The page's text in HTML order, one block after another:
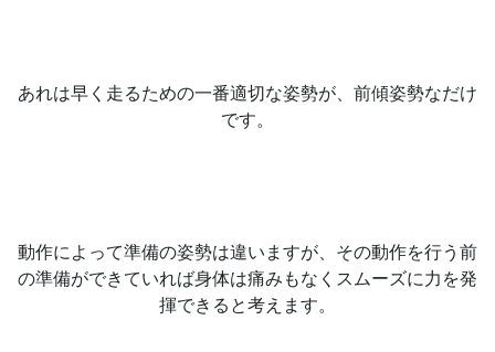
あれは早く走るための一番適切な姿勢が、前傾姿勢なだけ
です。
動作によって準備の姿勢は違いますが、その動作を行う前
の準備ができていれば身体は痛みもなくスムーズに力を発
揮できると考えます。